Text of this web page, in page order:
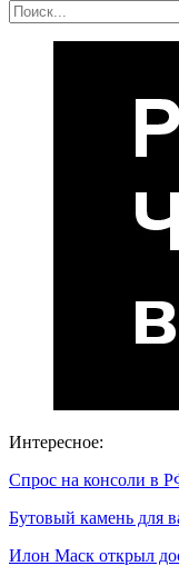
Интересное:
Спрос на консоли в
Бутовый камень для
Илон Маск открыл